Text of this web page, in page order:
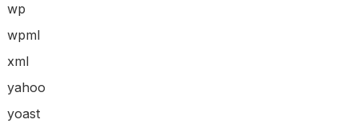
wp
wpml
xml
yahoo
yoast